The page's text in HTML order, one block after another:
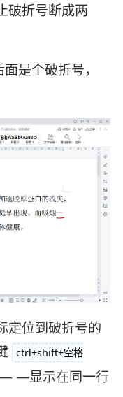
破折号断成两
是个破折号，
定位到破折号的
ctrl+shift+空格
— —显示在同一行